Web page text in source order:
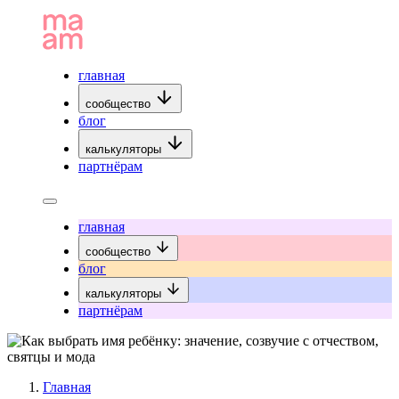
главная
сообщество
блог
калькуляторы
партнёрам
главная
сообщество
блог
калькуляторы
партнёрам
Главная